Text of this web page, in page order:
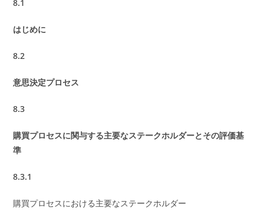
8.1
はじめに
8.2
意思決定プロセス
8.3
購買プロセスに関与する主要なステークホルダーとその評価基
準
8.3.1
購買プロセスにおける主要なステークホルダー